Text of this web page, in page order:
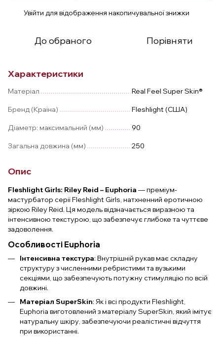
Увійти для відображення накопичувальної знижки
До обраного Порівняти
Характеристики
Матеріал Real Feel Super Skin®
Бренд (Країна) Fleshlight (США)
Діаметр: максимальний (мм) 90
Загальна довжина (мм) 250
Опис
Fleshlight Girls: Riley Reid – Euphoria — преміум-
мастурбатор серії Fleshlight Girls, натхненний еротичною
зіркою Riley Reid. Ця модель відзначається виразною та
інтенсивною текстурою, що забезпечує глибоке та чуттєве
задоволення.
Особливості Euphoria
Інтенсивна текстура: Внутрішній рукав має складну
структуру з численними ребристими та вузькими
секціями, що забезпечують потужну стимуляцію по всій
довжині.
Матеріал SuperSkin: Як і всі продукти Fleshlight,
Euphoria виготовлений з матеріалу SuperSkin, який імітує
натуральну шкіру, забезпечуючи реалістичні відчуття
при використанні.